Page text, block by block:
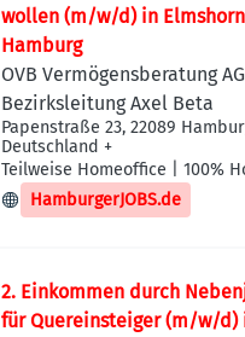
wollen (m/w/d) in
Hamburg
OVB Vermögensberatung
Bezirksleitung Axel Beta
Papenstraße 23, 22089
Deutschland +
Teilweise Homeoffice | 100%
HamburgerJOBS.de
2. Einkommen durch
für Quereinsteiger (m/w/d)